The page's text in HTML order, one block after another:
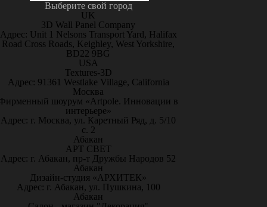
Выберите свой город
UK
3D Wall Panel Company
Адрес: Unit 1 Nelsons Transport Yard, Halifax
Road Cross Roads, Keighley, West Yorkshire,
BD22 9BG
USA
Textures-3D
Адрес: 91361 Westlake Village, California
Москва
шоурум «Artpole. Инновации в
интерьере»
Адрес: г. Москва, ул. Каретный Ряд, д. 5/10
с. 2
Абакан
АРТ СВЕТ
Адрес: г. Абакан, пр-т Дружбы Народов 52
Абакан
Дизайн-студия «АРХИТЕК»
Адрес: г. Абакан, ул. Пушкина, 100
Абакан